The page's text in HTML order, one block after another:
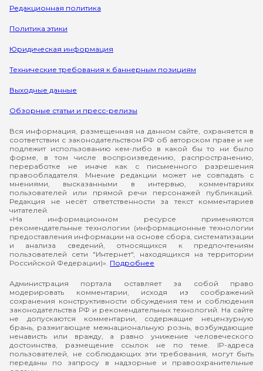
Редакционная политика
Политика этики
Юридическая информация
Технические требования к баннерным позициям
Выходные данные
Обзорные статьи и пресс-релизы
Вся информация, размещенная на данном сайте, охраняется в
соответствии с законодательством РФ об авторском праве и не
подлежит использованию кем-либо в какой бы то ни было
форме, в том числе воспроизведению, распространению,
переработке не иначе как с письменного разрешения
правообладателя. Мнение редакции может не совпадать с
мнениями, высказанными в интервью, комментариях
пользователей или прямой речи персонажей публикаций.
Редакция не несёт ответственности за текст комментариев
читателей.
«На информационном ресурсе применяются
рекомендательные технологии (информационные технологии
предоставления информации на основе сбора, систематизации
и анализа сведений, относящихся к предпочтениям
пользователей сети "Интернет", находящихся на территории
Российской Федерации)». Подробнее
Администрация портала оставляет за собой право
модерировать комментарии, исходя из соображений
сохранения конструктивности обсуждения тем и соблюдения
законодательства РФ и рекомендательных технологий. На сайте
не допускаются комментарии, содержащие нецензурную
брань, разжигающие межнациональную рознь, возбуждающие
ненависть или вражду, а равно унижение человеческого
достоинства, размещение ссылок не по теме. IP-адреса
пользователей, не соблюдающих эти требования, могут быть
переданы по запросу в надзорные и правоохранительные